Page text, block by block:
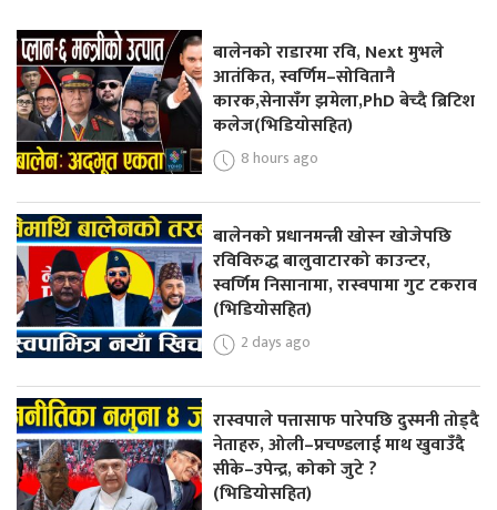
बालेनको राडारमा रवि, Next मुभले
आतंकित, स्वर्णिम–सोवितानै
कारक,सेनासँग झमेला,PhD बेच्दै ब्रिटिश
कलेज(भिडियोसहित)
8 hours ago
बालेनको प्रधानमन्त्री खोस्न खोजेपछि
रविविरुद्ध बालुवाटारको काउन्टर,
स्वर्णिम निसानामा, रास्वपामा गुट टकराव
(भिडियोसहित)
2 days ago
रास्वपाले पत्तासाफ पारेपछि दुस्मनी तोड्दै
नेताहरु, ओली–प्रचण्डलाई माथ खुवाउँदै
सीके–उपेन्द्र, कोको जुटे ?
(भिडियोसहित)